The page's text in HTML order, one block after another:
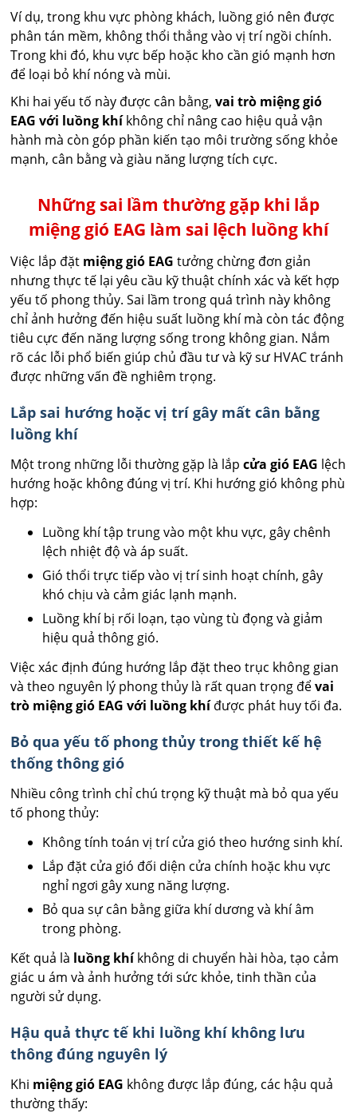
Ví dụ, trong khu vực phòng khách, luồng gió nên được
phân tán mềm, không thổi thẳng vào vị trí ngồi chính.
Trong khi đó, khu vực bếp hoặc kho cần gió mạnh hơn
để loại bỏ khí nóng và mùi.
Khi hai yếu tố này được cân bằng,vai trò miệng gió
EAG với luồng khíkhông chỉ nâng cao hiệu quả vận
hành mà còn góp phần kiến tạo môi trường sống khỏe
mạnh, cân bằng và giàu năng lượng tích cực.
Những sai lầm thường gặp khi lắp
miệng gió EAG làm sai lệch luồng khí
Việc lắp đặt miệng gió EAG tưởng chừng đơn giản
nhưng thực tế lại yêu cầu kỹ thuật chính xác và kết hợp
yếu tố phong thủy. Sai lầm trong quá trình này không
chỉ ảnh hưởng đến hiệu suất luồng khí mà còn tác động
tiêu cực đến năng lượng sống trong không gian. Nắm
rõ các lỗi phổ biến giúp chủ đầu tư và kỹ sư HVAC tránh
được những vấn đề nghiêm trọng.
Lắp sai hướng hoặc vị trí gây mất cân bằng
luồng khí
Một trong những lỗi thường gặp là lắpcửa gió EAG lệch
hướng hoặc không đúng vị trí. Khi hướng gió không phù
hợp:
Luồng khí tập trung vào một khu vực, gây chênh
lệch nhiệt độ và áp suất.
Gió thổi trực tiếp vào vị trí sinh hoạt chính, gây
khó chịu và cảm giác lạnh mạnh.
Luồng khí bị rối loạn, tạo vùng tù đọng và giảm
hiệu quả thông gió.
Việc xác định đúng hướng lắp đặt theo trục không gian
và theo nguyên lý phong thủy là rất quan trọng đểvai
trò miệng gió EAG với luồng khíđược phát huy tối đa.
Bỏ qua yếu tố phong thủy trong thiết kế hệ
thống thông gió
Nhiều công trình chỉ chú trọng kỹ thuật mà bỏ qua yếu
tố phong thủy:
Không tính toán vị trí cửa gió theo hướng sinh khí.
Lắp đặt cửa gió đối diện cửa chính hoặc khu vực
nghỉ ngơi gây xung năng lượng.
Bỏ qua sự cân bằng giữa khí dương và khí âm
trong phòng.
Kết quả là luồng khíkhông di chuyển hài hòa, tạo cảm
giác u ám và ảnh hưởng tới sức khỏe, tinh thần của
người sử dụng.
Hậu quả thực tế khi luồng khí không lưu
thông đúng nguyên lý
Khi miệng gió EAG không được lắp đúng, các hậu quả
thường thấy: